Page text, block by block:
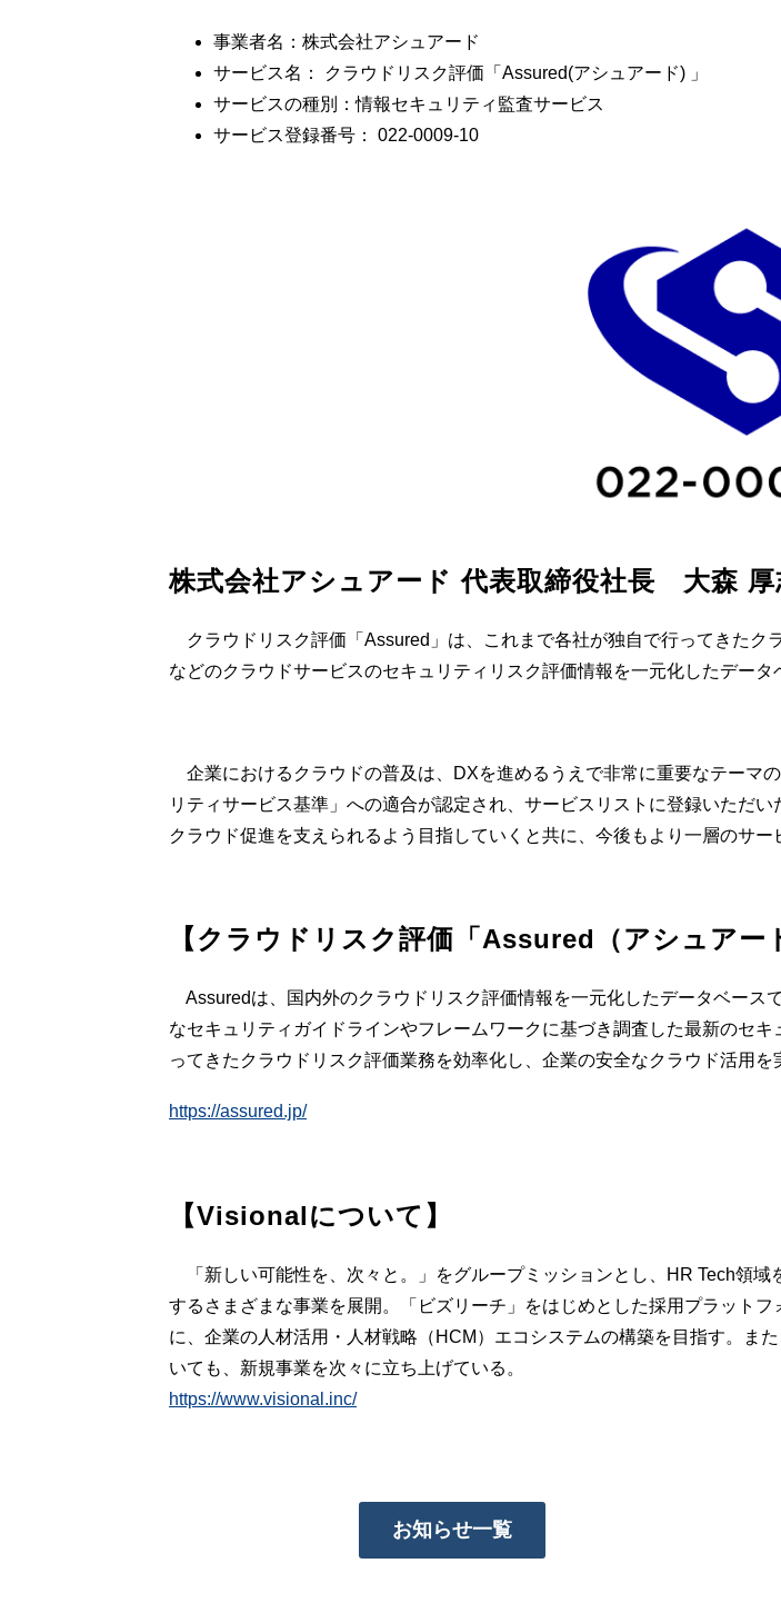
事業者名：株式会社アシュアード
サービス名： クラウドリスク評価「Assured(アシュアード) 」
サービスの種別：情報セキュリティ監査サービス
サービス登録番号： 022-0009-10
株式会社アシュアード 代表取締役社長　大森
クラウドリスク評価「Assured」は、これまで各社が独自で行ってきたク
などのクラウドサービスのセキュリティリスク評価情報を一元化したデータ
企業におけるクラウドの普及は、DXを進めるうえで非常に重要なテーマ
リティサービス基準」への適合が認定され、サービスリストに登録いただ
クラウド促進を支えられるよう目指していくと共に、今後もより一層のサー
【クラウドリスク評価「Assured（アシュアー
Assuredは、国内外のクラウドリスク評価情報を一元化したデータベース
なセキュリティガイドラインやフレームワークに基づき調査した最新のセ
ってきたクラウドリスク評価業務を効率化し、企業の安全なクラウド活用を
https://assured.jp/
【Visionalについて】
「新しい可能性を、次々と。」をグループミッションとし、HR Tech領
するさまざまな事業を展開。「ビズリーチ」をはじめとした採用プラット
に、企業の人材活用・人材戦略（HCM）エコシステムの構築を目指す。ま
いても、新規事業を次々に立ち上げている。
https://www.visional.inc/
お知らせ一覧